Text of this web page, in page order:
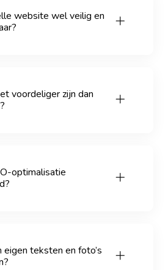
website wel veilig en
voordeliger zijn dan
optimalisatie
eigen teksten en foto’s